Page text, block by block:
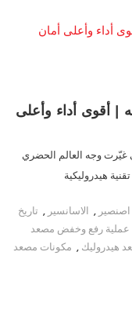
يبدأ من 110,000 جنيه | أقوى أداء وأعلى
غيّرت وجه العالم الحضري
هيدروليكية
اصنصير , الاسانسير , تاريخ
عملية رفع وخفض مصعد
هيدروليك , مكونات مصعد